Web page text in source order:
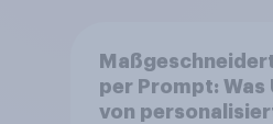
per Prompt: Was
von